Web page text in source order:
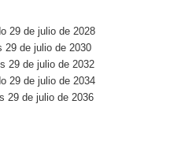
29 de julio de 2028
29 de julio de 2030
29 de julio de 2032
29 de julio de 2034
29 de julio de 2036